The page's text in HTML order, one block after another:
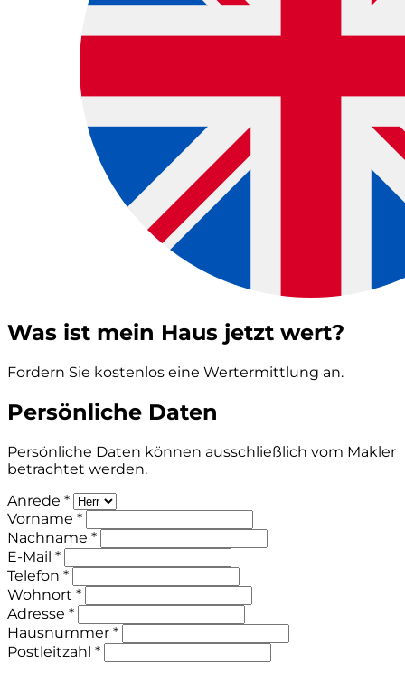
Was ist mein Haus jetzt wert?
Fordern Sie kostenlos eine Wertermittlung an.
Persönliche Daten
Persönliche Daten können ausschließlich vom Makler
betrachtet werden.
Anrede *
Vorname *
Nachname *
E-Mail *
Telefon *
Wohnort *
Adresse *
Hausnummer *
Postleitzahl *